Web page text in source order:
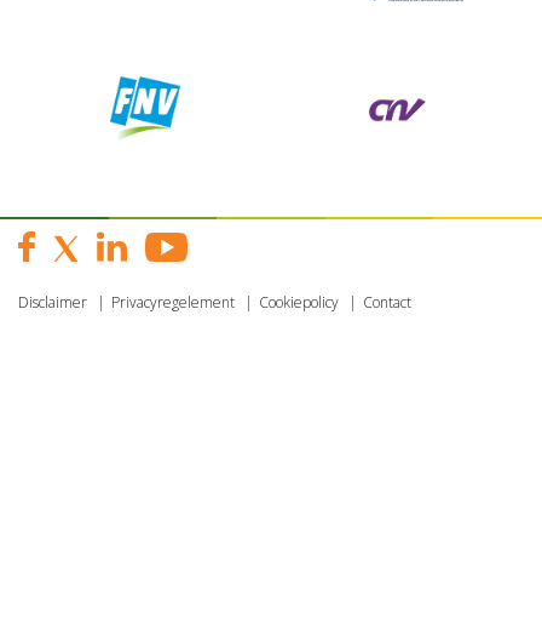
Disclaimer Privacyregelement Cookiepolicy Contact